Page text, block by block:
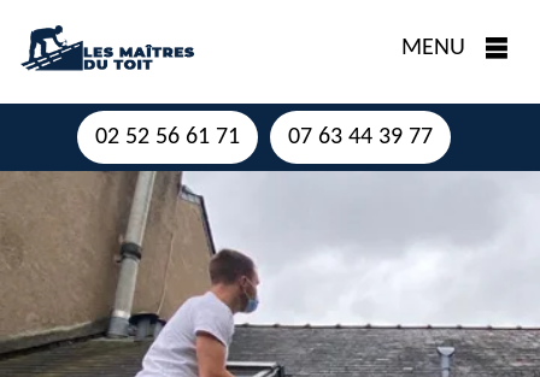
MENU
02 52 56 61 71 07 63 44 39 77